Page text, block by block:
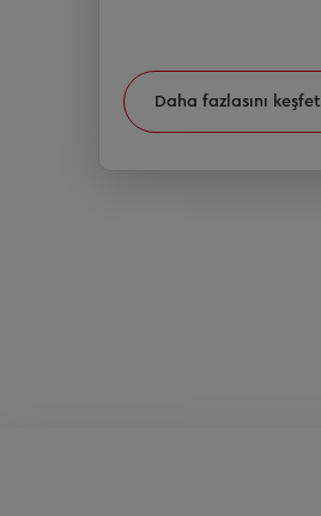
Daha fazlasını keşfet